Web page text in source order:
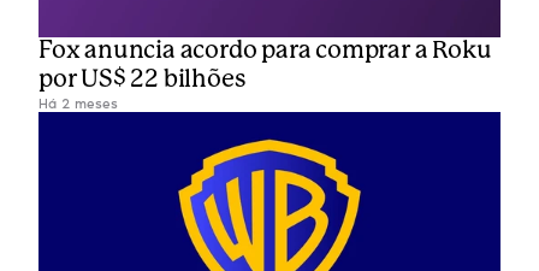
Fox anuncia acordo para comprar a Roku
por US$ 22 bilhões
Há 2 meses